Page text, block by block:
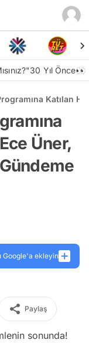
30 Yıl Önce👀
Katılan
Üner,
Google'a ekleyin
Paylaş
sonunda!